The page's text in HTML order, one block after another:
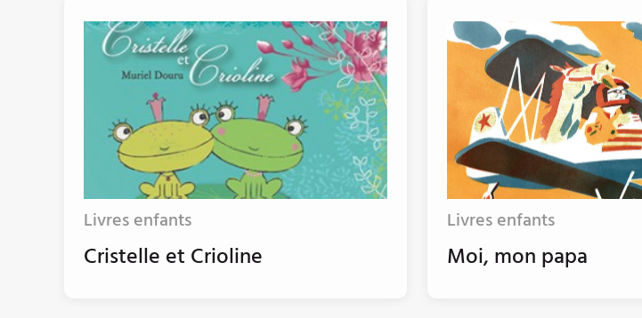
Livres enfants
Cristelle et Crioline
Livres enfants
Moi, mon papa